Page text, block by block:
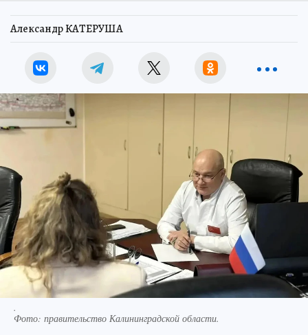
Александр КАТЕРУША
.
Фото: правительство Калининградской области.